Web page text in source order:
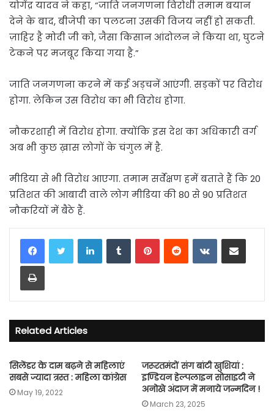
योगेंद्र यादव ने कहा, “जाति जनगणना विरोधी तमाम बयान
देने के बाद, बीजेपी का पलटना उसकी विजय नहीं हो सकती.
ज़ाहिर है मोदी जी को, जैसा किसान आंदोलन ने किया था, घुटने
टेकने पर मजबूर किया गया है.”
जाति जनगणना करने में कई अड़चनें आएंगी. सड़कों पर विरोध
होगा. लेकिन उस विरोध का भी विरोध होगा.
नौकरशाही में विरोध होगा. क्योंकि इस देश का अधिकारी वर्ग
अब भी कुछ ख़ास लोगों के चंगुल में है.
मीडिया से भी विरोध आएगा. तमाम सर्वेक्षण हमें बताते हैं कि 20
प्रतिशत की आबादी वाले लोग मीडिया की 80 से 90 प्रतिशत
नौकरियों में बैठे हैं.
LinkedInTumblrPinterestReddit VKontakteShare via Email
Print
Related Articles
सिलेंडर के दाम बढ़ने से महिलाएं
सबसे ज्यादा त्रस्त : महिला कांग्रेस
May 19, 2022
जरूरतमंदों संग बांटी खुशियां :
इण्डियन हेल्पलाइन सोसाइटी ने
अनोखे अंदाज में मनाये जन्मदिन !
March 23, 2025